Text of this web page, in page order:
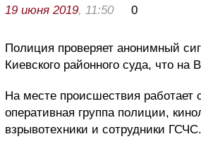
19 июня 2019, 11:50 0
Полиция проверяет анонимный
Киевского районного суда, что на
На месте происшествия работает
оперативная группа полиции,
взрывотехники и сотрудники ГСЧС.